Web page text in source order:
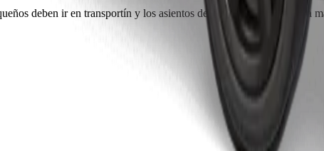
deben ir en transportín y los asientos deben protegerse con una